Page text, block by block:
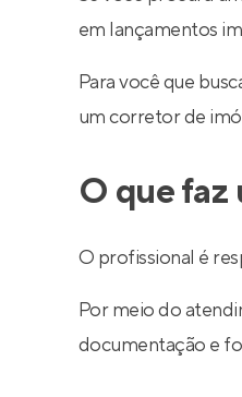
em lançamentos
Para você que
um corretor de
O que
O profissional é
Por meio do
documentação e